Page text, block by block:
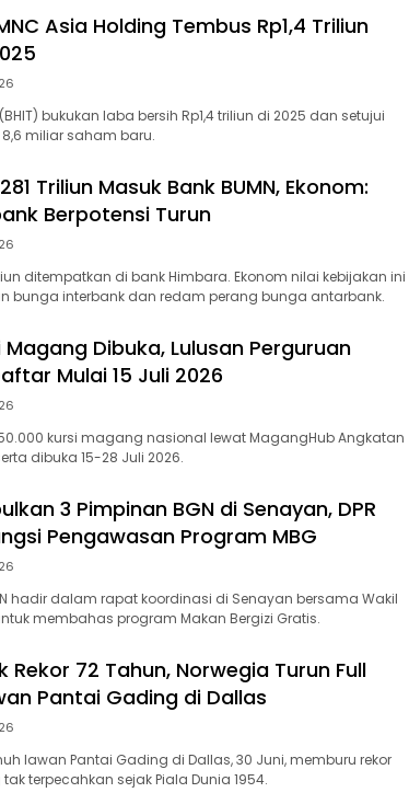
Asia Holding Tembus Rp1,4 Triliun
bukukan laba bersih Rp1,4 triliun di 2025 dan setujui
miliar saham baru.
Triliun Masuk Bank BUMN, Ekonom:
Berpotensi Turun
ditempatkan di bank Himbara. Ekonom nilai kebijakan ini
bunga interbank dan redam perang bunga antarbank.
Magang Dibuka, Lulusan Perguruan
Mulai 15 Juli 2026
kursi magang nasional lewat MagangHub Angkatan
dibuka 15-28 Juli 2026.
3 Pimpinan BGN di Senayan, DPR
Pengawasan Program MBG
hadir dalam rapat koordinasi di Senayan bersama Wakil
membahas program Makan Bergizi Gratis.
Rekor 72 Tahun, Norwegia Turun Full
Pantai Gading di Dallas
lawan Pantai Gading di Dallas, 30 Juni, memburu rekor
terpecahkan sejak Piala Dunia 1954.